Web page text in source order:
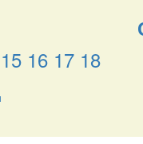
15 16 17 18